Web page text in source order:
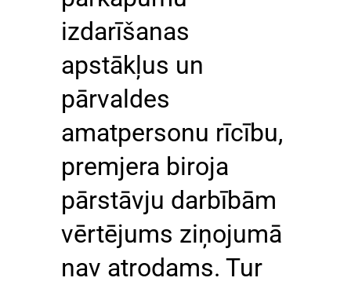
izdarīšanas
apstākļus un
pārvaldes
amatpersonu rīcību,
premjera biroja
pārstāvju darbībām
vērtējums ziņojumā
nav atrodams. Tur